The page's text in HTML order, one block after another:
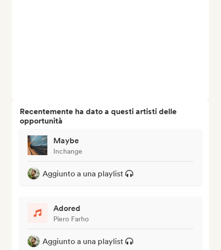
Recentemente ha dato a questi artisti delle
opportunità
Maybe
Inchange
Aggiunto a una playlist
Adored
Piero Farho
Aggiunto a una playlist